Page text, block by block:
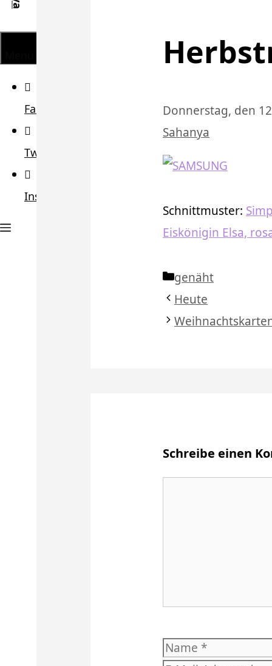
Facebook
Twitter
Instagram
Donnerstag, den
Sahanya
Schnittmuster:
Eiskönigin Elsa,
Kategorien
genäht
Heute
Schreibe einen
Name